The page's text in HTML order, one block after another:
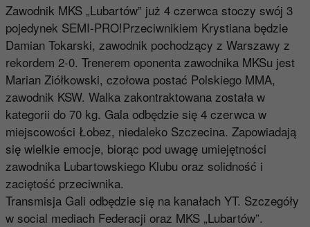
Zawodnik MKS „Lubartów” już 4 czerwca stoczy swój 3
pojedynek SEMI-PRO!Przeciwnikiem Krystiana będzie
Damian Tokarski, zawodnik pochodzący z Warszawy z
rekordem 2-0. Trenerem oponenta zawodnika MKSu jest
Marian Ziółkowski, czołowa postać Polskiego MMA,
zawodnik KSW. Walka zakontraktowana została w
kategorii do 70 kg. Gala odbędzie się 4 czerwca w
miejscowości Łobez, niedaleko Szczecina. Zapowiadają
się wielkie emocje, biorąc pod uwagę umiejętności
zawodnika Lubartowskiego Klubu oraz solidność i
zaciętość przeciwnika.
Transmisja Gali odbędzie się na kanałach YT. Szczegóły
w social mediach Federacji oraz MKS „Lubartów”.